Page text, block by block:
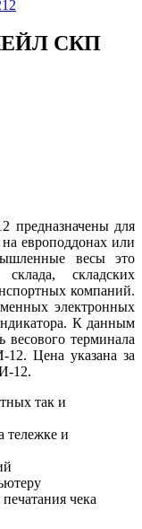
СКП
для
европоддонах или
весы это
складских
компаний.
электронных
К данным
терминала
Цена указана за
12.
так и
тележке и
чека